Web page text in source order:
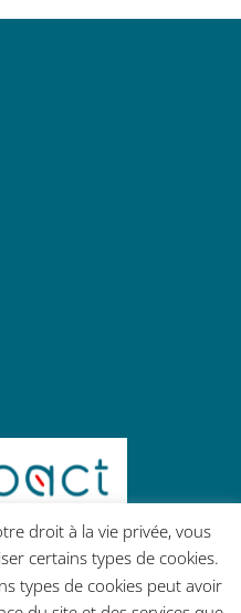
droit à la vie privée, vous
certains types de cookies.
types de cookies peut avoir